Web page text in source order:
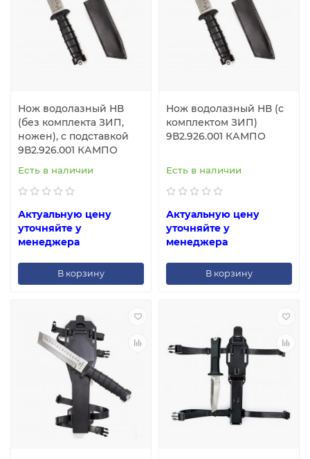
Нож водолазный НВ
(без комплекта ЗИП,
ножен), с подставкой
9В2.926.001 КАМПО
Есть в наличии
Актуальную цену
уточняйте у
менеджера
В корзину
Нож водолазный НВ (с
комплектом ЗИП)
9В2.926.001 КАМПО
Есть в наличии
Актуальную цену
уточняйте у
менеджера
В корзину